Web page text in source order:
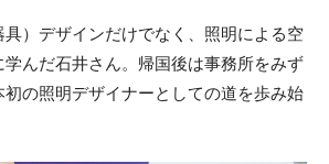
）デザインだけでなく、照明による空
んだ石井さん。帰国後は事務所をみず
の照明デザイナーとしての道を歩み始